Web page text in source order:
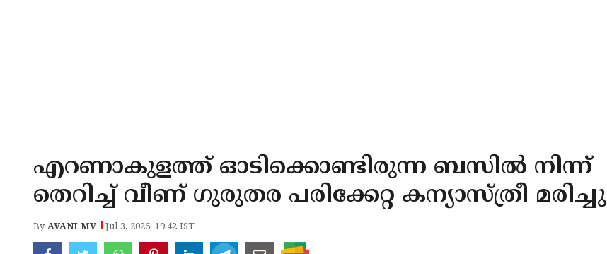
എറണാകുളത്ത് ഓടിക്കൊണ്ടിരുന്ന ബസിൽ നിന്ന്
തെറിച്ച് വീണ് ഗുരുതര പരിക്കേറ്റ കന്യാസ്ത്രീ മരിച്ചു
ByAVANI MV Jul 3, 2026, 19:42 IST